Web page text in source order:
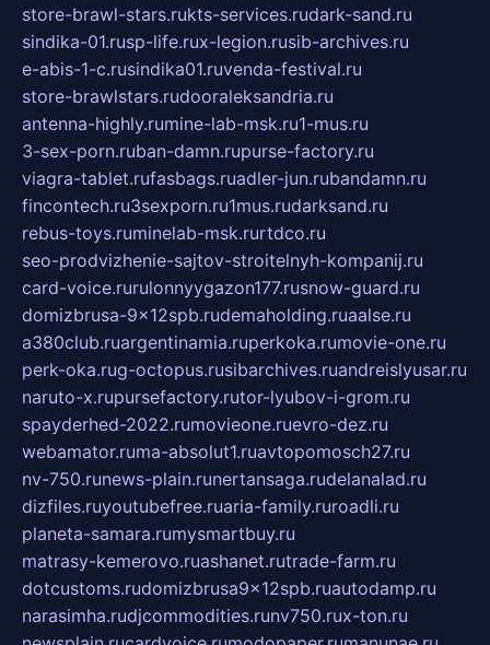
store-brawl-stars.rukts-services.rudark-sand.ru
sindika-01.rusp-life.rux-legion.rusib-archives.ru
e-abis-1-c.rusindika01.ruvenda-festival.ru
store-brawlstars.rudooraleksandria.ru
antenna-highly.rumine-lab-msk.ru1-mus.ru
3-sex-porn.ruban-damn.rupurse-factory.ru
viagra-tablet.rufasbags.ruadler-jun.rubandamn.ru
fincontech.ru3sexporn.ru1mus.rudarksand.ru
rebus-toys.ruminelab-msk.rurtdco.ru
seo-prodvizhenie-sajtov-stroitelnyh-kompanij.ru
card-voice.rurulonnyygazon177.rusnow-guard.ru
domizbrusa-9x12spb.rudemaholding.ruaalse.ru
a380club.ruargentinamia.ruperkoka.rumovie-one.ru
perk-oka.rug-octopus.rusibarchives.ruandreislyusar.ru
naruto-x.rupursefactory.rutor-lyubov-i-grom.ru
spayderhed-2022.rumovieone.ruevro-dez.ru
webamator.ruma-absolut1.ruavtopomosch27.ru
nv-750.runews-plain.runertansaga.rudelanalad.ru
dizfiles.ruyoutubefree.ruaria-family.ruroadli.ru
planeta-samara.rumysmartbuy.ru
matrasy-kemerovo.ruashanet.rutrade-farm.ru
dotcustoms.rudomizbrusa9x12spb.ruautodamp.ru
narasimha.rudjcommodities.runv750.rux-ton.ru